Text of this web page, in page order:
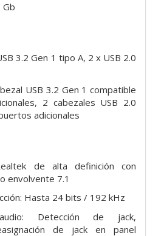
Gb
3.2 Gen 1 tipo A, 2 x USB 2.0
USB 3.2 Gen 1 compatible
2 cabezales USB 2.0
adicionales
de alta definición con
envolvente 7.1
Hasta 24 bits / 192 kHz
Detección de jack,
de jack en panel